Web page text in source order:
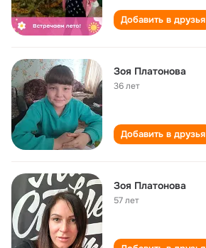
Добавить в друзья
Зоя Платонова
36 лет
Добавить в друзья
Зоя Платонова
57 лет